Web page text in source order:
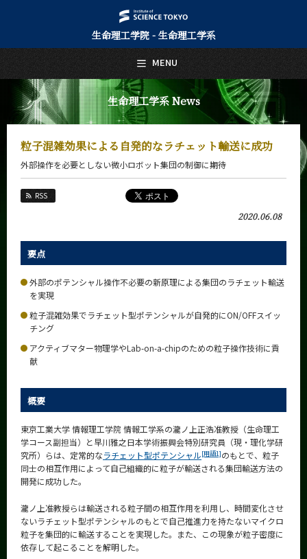
生命理工学院 - 生命理工学系
生命理工学系 News
粒子混雑効果による自発的なラチェット輸送に成功
外部操作を必要としない微小ロボット集団の制御に期待
RSS
2020.06.08
要点
外部のポテンシャル操作不必要の新原理による集団のラチェット輸送
を実現
粒子混雑効果でラチェット型ポテンシャルが自発的にON/OFFスイッ
チング
アクティブマター物理学やLab-on-a-chipのための粒子操作技術に貢
献
概要
東京工業大学 情報理工学院 情報工学系の瀧ノ上正浩准教授（生命理工
学コース副担当）と早川雅之日本学術振興会特別研究員（現・理化学研
究所）らは、定常的なラチェット型ポテンシャル[用語1]のもとで、粒子
同士の相互作用によって自己組織的に粒子が輸送される集団輸送方法の
開発に成功した。
瀧ノ上准教授らは輸送される粒子間の相互作用を利用し、時間変化させ
ないラチェット型ポテンシャルのもとで自己推進力を持たないマイクロ
粒子を集団的に輸送することを実現した。また、この現象が粒子密度に
依存して起こることを解明した。
MENU
日本語 English
トップページ
Top Page
生命理工学系について
About Us
Education
教員・研究室
Faculty and Laboratories
Future
入学案内
Admissions
News
News 一覧
イベントカレンダー
Event Calendar
サイト構成
学内向け情報